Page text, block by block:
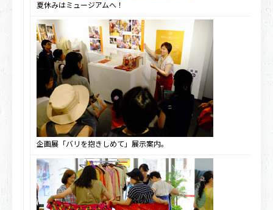
夏休みはミュージアムへ！
企画展「バリを抱きしめて」展示案内。